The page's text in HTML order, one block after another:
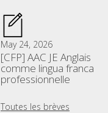
May 24, 2026
[CFP] AAC JE Anglais
comme lingua franca
professionnelle
Toutes les brèves